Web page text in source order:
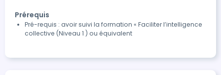
Prérequis
Pré-requis : avoir suivi la formation « Faciliter l’intelligence
collective (Niveau 1 ) ou équivalent